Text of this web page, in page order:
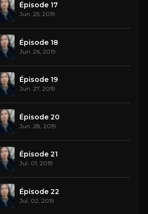
Épisode 17
Jun. 25, 2019
Épisode 18
Jun. 26, 2019
Épisode 19
Jun. 27, 2019
Épisode 20
Jun. 28, 2019
Épisode 21
Jul. 01, 2019
Épisode 22
Jul. 02, 2019